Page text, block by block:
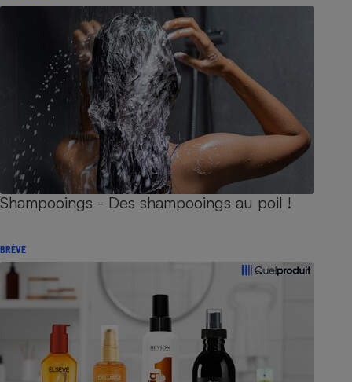
Shampooings - Des shampooings au poil !
BRÈVE